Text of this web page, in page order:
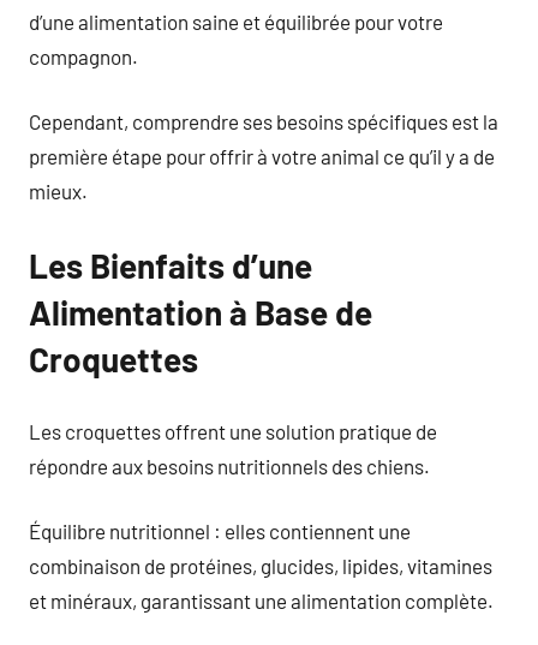
d’une alimentation saine et équilibrée pour votre
compagnon.
Cependant, comprendre ses besoins spécifiques est la
première étape pour offrir à votre animal ce qu’il y a de
mieux.
Les Bienfaits d’une
Alimentation à Base de
Croquettes
Les croquettes offrent une solution pratique de
répondre aux besoins nutritionnels des chiens.
Équilibre nutritionnel : elles contiennent une
combinaison de protéines, glucides, lipides, vitamines
et minéraux, garantissant une alimentation complète.